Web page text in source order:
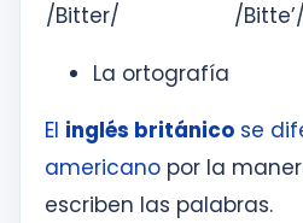
/Bitter/
/Bitte’/
La ortografía
El inglés británico se
americano por la
escriben las palabras.